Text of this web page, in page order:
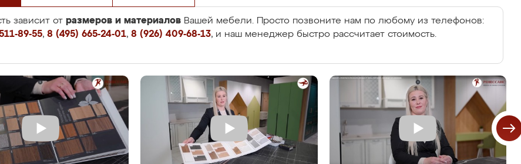
зависит от размеров и материалов Вашей мебели. Просто позвоните нам по любому из телефонов:
89-55, 8 (495) 665-24-01, 8 (926) 409-68-13, и наш менеджер быстро рассчитает стоимость.